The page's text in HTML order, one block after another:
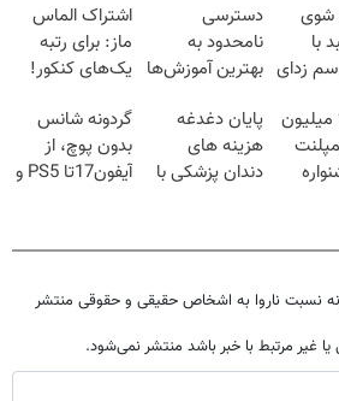
با
زدای
دسترسی
نامحدود به
بهترین آموزش‌ها
اشتراک الماس
ماز: برای رتبه
یک‌های کنکور!
میلیون
پایان دغدغه
هزینه های
دندان پزشکی با
گردونه شانس
بدون پوچ، از
آیفون17تا PS5 و
نسبت ناروا به اشخاص حقیقی و حقوقی منتشر
یا غیر مرتبط با خبر باشد منتشر نمی‌شود.